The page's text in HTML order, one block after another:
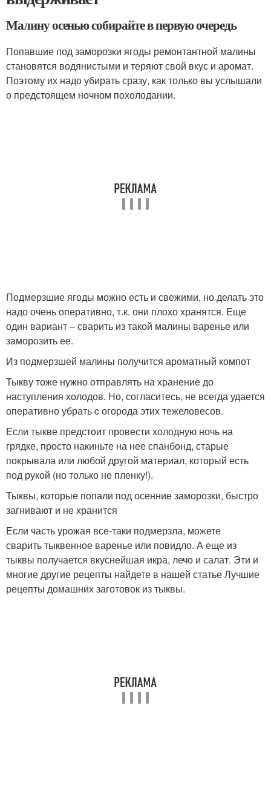
Малину осенью собирайте в первую очередь
Попавшие под заморозки ягоды ремонтантной малины
становятся водянистыми и теряют свой вкус и аромат.
Поэтому их надо убирать сразу, как только вы услышали
о предстоящем ночном похолодании.
Подмерзшие ягоды можно есть и свежими, но делать это
надо очень оперативно, т.к. они плохо хранятся. Еще
один вариант – сварить из такой малины варенье или
заморозить ее.
Из подмерзшей малины получится ароматный компот
Тыкву тоже нужно отправлять на хранение до
наступления холодов. Но, согласитесь, не всегда удается
оперативно убрать c огорода этих тежеловесов.
Если тыкве предстоит провести холодную ночь на
грядке, просто накиньте на нее спанбонд, старые
покрывала или любой другой материал, который есть
под рукой (но только не пленку!).
Тыквы, которые попали под осенние заморозки, быстро
загнивают и не хранится
Если часть урожая все-таки подмерзла, можете
сварить тыквенное варенье или повидло. А еще из
тыквы получается вкуснейшая икра, лечо и салат. Эти и
многие другие рецепты найдете в нашей статье Лучшие
рецепты домашних заготовок из тыквы.